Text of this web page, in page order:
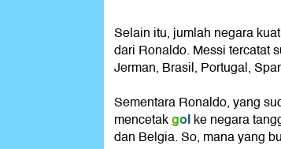
Selain itu, jumlah negara
dari Ronaldo. Messi tercatat
Jerman, Brasil, Portugal,
Sementara Ronaldo, yang
mencetakgolke negara
dan Belgia. So, mana yang